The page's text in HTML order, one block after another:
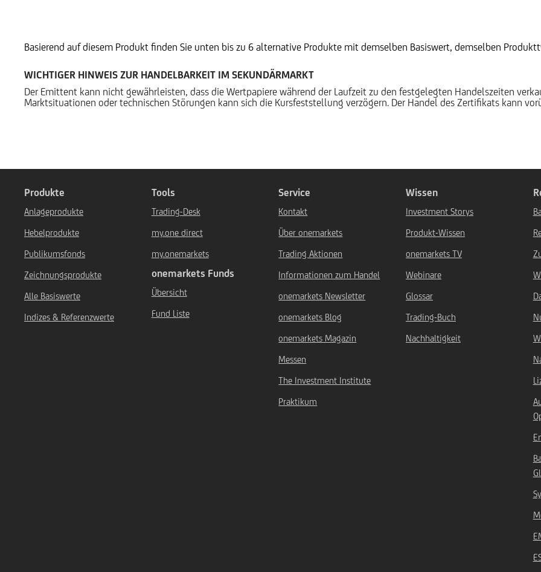
Basierend auf diesem Produkt finden Sie unten bis zu 6 alternative Produkte mit demselben Basiswert, demselben
WICHTIGER HINWEIS ZUR HANDELBARKEIT IM SEKUNDÄRMARKT
Der Emittent kann nicht gewährleisten, dass die Wertpapiere während der Laufzeit zu den festgelegten Handelszeiten
Marktsituationen oder technischen Störungen kann sich die Kursfeststellung verzögern. Der Handel des Zertifikats kann
Produkte
Anlageprodukte
Hebelprodukte
Publikumsfonds
Zeichnungsprodukte
Alle Basiswerte
Indizes & Referenzwerte
Tools
Trading-Desk
my.one direct
my.onemarkets
onemarkets Funds
Übersicht
Fund Liste
Service
Kontakt
Über onemarkets
Trading Aktionen
Informationen zum Handel
onemarkets Newsletter
onemarkets Blog
onemarkets Magazin
Messen
The Investment Institute
Praktikum
Wissen
Investment Storys
Produkt-Wissen
onemarkets TV
Webinare
Glossar
Trading-Buch
Nachhaltigkeit